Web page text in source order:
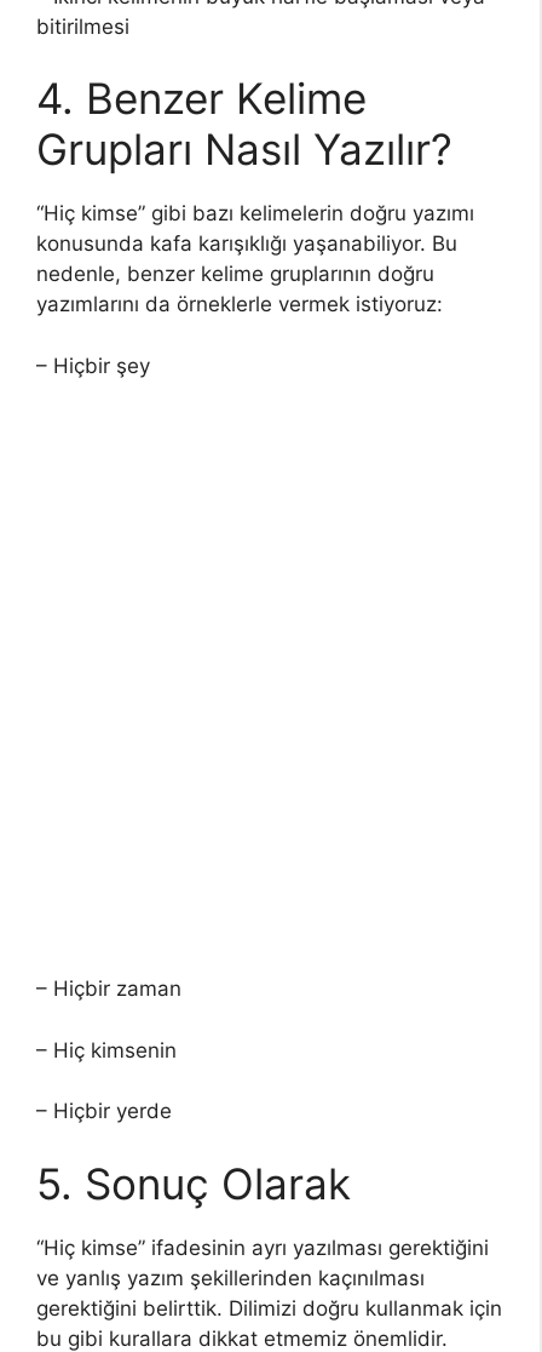
bitirilmesi
4. Benzer Kelime
Grupları Nasıl Yazılır?
“Hiç kimse” gibi bazı kelimelerin doğru yazımı
konusunda kafa karışıklığı yaşanabiliyor. Bu
nedenle, benzer kelime gruplarının doğru
yazımlarını da örneklerle vermek istiyoruz:
– Hiçbir şey
– Hiçbir zaman
– Hiç kimsenin
– Hiçbir yerde
5. Sonuç Olarak
“Hiç kimse” ifadesinin ayrı yazılması gerektiğini
ve yanlış yazım şekillerinden kaçınılması
gerektiğini belirttik. Dilimizi doğru kullanmak için
bu gibi kurallara dikkat etmemiz önemlidir.